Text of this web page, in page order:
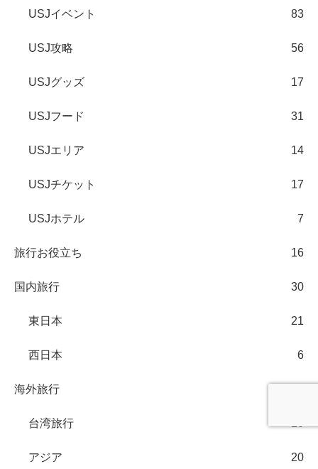
USJイベント 83
USJ攻略 56
USJグッズ 17
USJフード 31
USJエリア 14
USJチケット 17
USJホテル 7
旅行お役立ち 16
国内旅行 30
東日本 21
西日本 6
海外旅行
台湾旅行
アジア 20